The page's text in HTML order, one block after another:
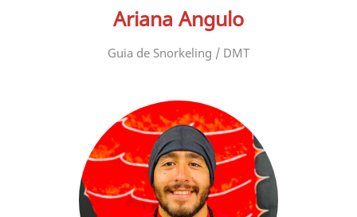
Ariana Angulo
Guia de Snorkeling / DMT